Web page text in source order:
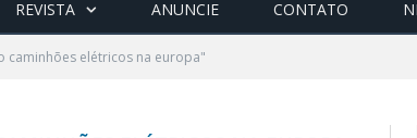
REVISTA ANUNCIE CONTATO
caminhões elétricos na europa"